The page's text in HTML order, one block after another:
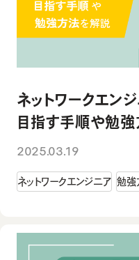
ネットワークエン
目指す手順や勉
2025.03.19
ネットワークエンジニア 勉強